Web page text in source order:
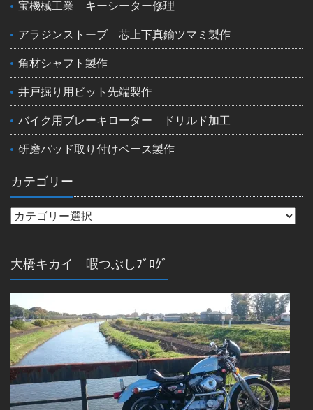
宝機械工業 キーシーター修理
アラジンストーブ 芯上下真鍮ツマミ製作
角材シャフト製作
井戸掘り用ビット先端製作
バイク用ブレーキローター ドリルド加工
研磨パッド取り付けベース製作
カテゴリー
大橋キカイ 暇つぶしﾌﾞﾛｸﾞ